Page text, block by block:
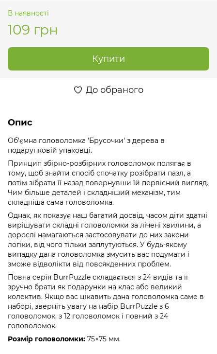
В наявності
109 грн
Купити
До обраного
Опис
Об'ємна головоломка 'Брусочки' з дерева в
подарунковій упаковці.
Принцип збірно-розбірних головоломок полягає в
тому, щоб знайти спосіб спочатку розібрати пазл, а
потім зібрати її назад повернувши їй первісний вигляд.
Чим більше деталей і складніший механізм, тим
складніша сама головоломка.
Однак, як показує наш багатий досвід, часом діти здатні
вирішувати складні головоломки за лічені хвилини, а
дорослі намагаються застосовувати до них закони
логіки, від чого тільки заплутуються. У будь-якому
випадку дана головоломка змусить вас подумати і
зможе відволікти від повсякденних проблем.
Повна серія BurrPuzzle складається з 24 видів та її
зручно брати як подарунки на клас або великий
колектив. Якщо вас цікавить дана головоломка саме в
наборі, зверніть увагу на набір BurrPuzzle з 6
головоломок, з 12 головоломок і повний з 24
головоломок.
Розмір головоломки: 75×75 мм.